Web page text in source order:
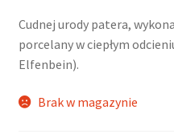
Cudnej urody patera,
porcelany w ciepłym
Elfenbein).
Brak w magazynie